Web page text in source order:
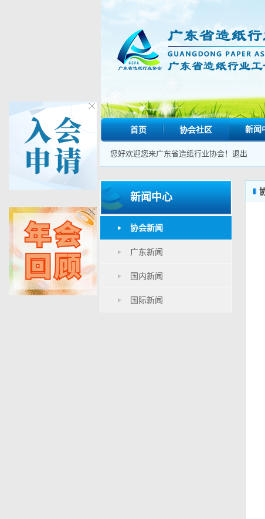
首页 协会社区 新闻
您好欢迎您来广东省造纸行业协会！ 退出
新闻中心
协会新闻
广东新闻
国内新闻
国际新闻